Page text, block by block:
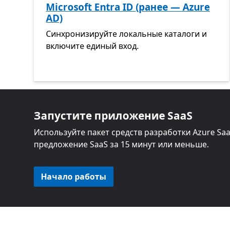
Microsoft Entra ID (ранее — Azure
AD)
Синхронизируйте локальные каталоги и
включите единый вход.
Запустите приложение SaaS
Используйте пакет средств разработки Azure
предложение SaaS за 15 минут или меньше.
Начало работы